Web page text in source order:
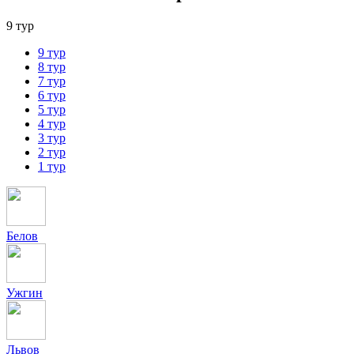
9 тур
9 тур
8 тур
7 тур
6 тур
5 тур
4 тур
3 тур
2 тур
1 тур
Белов
Ужгин
Львов